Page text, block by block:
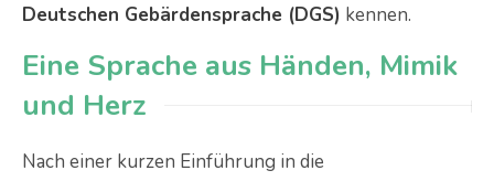
Deutschen Gebärdensprache (DGS) kennen.
Eine Sprache aus Händen, Mimik
und Herz
Nach einer kurzen Einführung in die